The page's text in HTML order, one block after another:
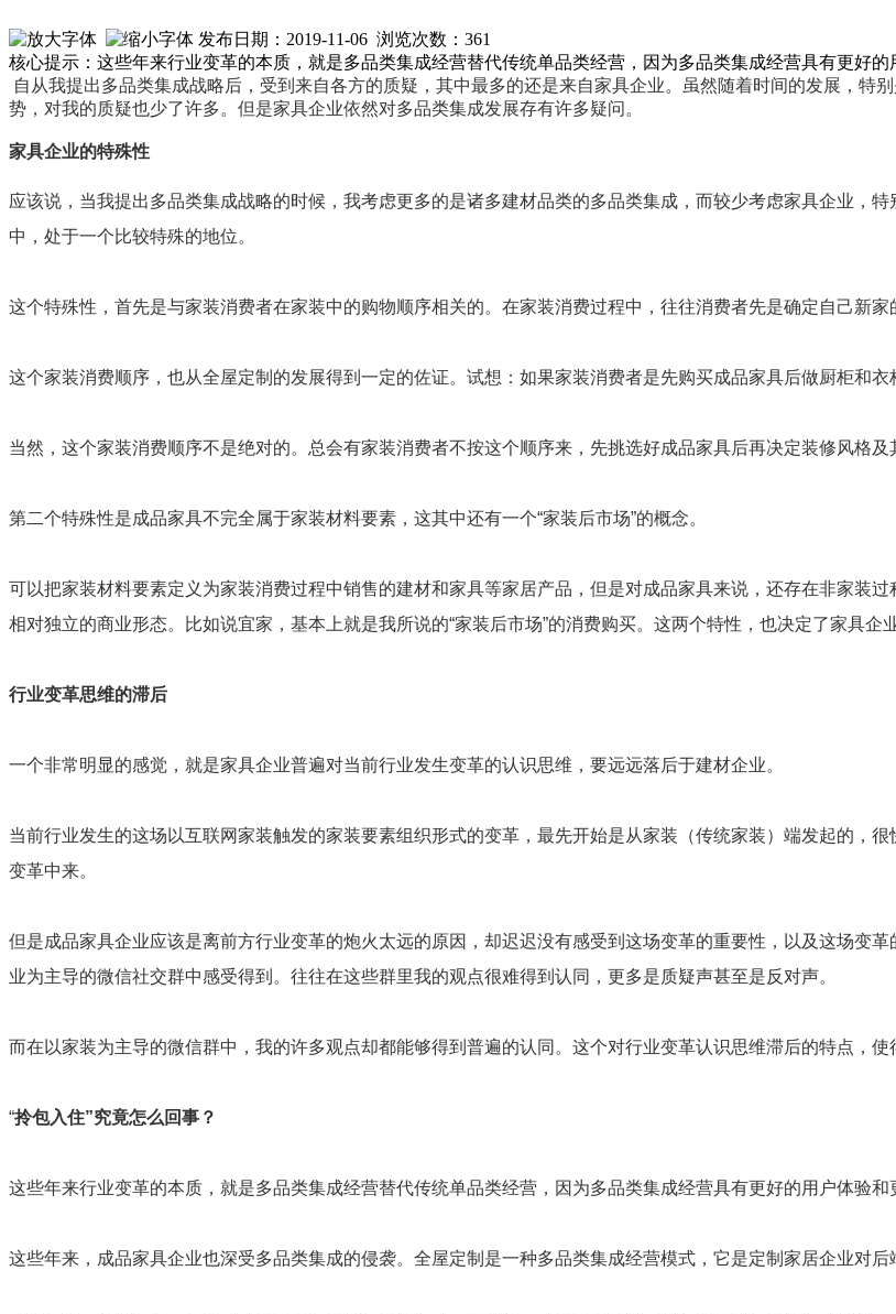
发布日期：2019-11-06 浏览次数： 361
核心提示：这些年来行业变革的本质，就是多品类集成经营替代传统单品类经营，因为多品类集成经营具有更好的
自从我提出多品类集成战略后，受到来自各方的质疑，其中最多的还是来自家具企业。虽然随着时间的发展，特
势，对我的质疑也少了许多。但是家具企业依然对多品类集成发展存有许多疑问。
家具企业的特殊性
应该说，当我提出多品类集成战略的时候，我考虑更多的是诸多建材品类的多品类集成，而较少考虑家具企业，
中，处于一个比较特殊的地位。
这个特殊性，首先是与家装消费者在家装中的购物顺序相关的。在家装消费过程中，往往消费者先是确定自己新
这个家装消费顺序，也从全屋定制的发展得到一定的佐证。试想：如果家装消费者是先购买成品家具后做厨柜和衣
当然，这个家装消费顺序不是绝对的。总会有家装消费者不按这个顺序来，先挑选好成品家具后再决定装修风格及
第二个特殊性是成品家具不完全属于家装材料要素，这其中还有一个“家装后市场”的概念。
可以把家装材料要素定义为家装消费过程中销售的建材和家具等家居产品，但是对成品家具来说，还存在非家装
相对独立的商业形态。比如说宜家，基本上就是我所说的“家装后市场”的消费购买。这两个特性，也决定了家具企
行业变革思维的滞后
一个非常明显的感觉，就是家具企业普遍对当前行业发生变革的认识思维，要远远落后于建材企业。
当前行业发生的这场以互联网家装触发的家装要素组织形式的变革，最先开始是从家装（传统家装）端发起的，
变革中来。
但是成品家具企业应该是离前方行业变革的炮火太远的原因，却迟迟没有感受到这场变革的重要性，以及这场变
业为主导的微信社交群中感受得到。往往在这些群里我的观点很难得到认同，更多是质疑声甚至是反对声。
而在以家装为主导的微信群中，我的许多观点却都能够得到普遍的认同。这个对行业变革认识思维滞后的特点，使
“拎包入住”究竟怎么回事？
这些年来行业变革的本质，就是多品类集成经营替代传统单品类经营，因为多品类集成经营具有更好的用户体验和
这些年来，成品家具企业也深受多品类集成的侵袭。全屋定制是一种多品类集成经营模式，它是定制家居企业对后